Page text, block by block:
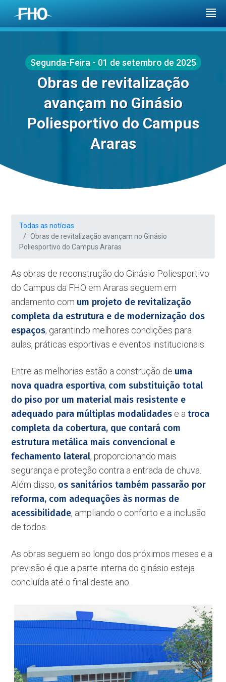
Segunda-Feira - 01 de setembro de 2025
Obras de revitalização
avançam no Ginásio
Poliesportivo do Campus
Araras
Todas as notícias
Obras de revitalização avançam no Ginásio
Poliesportivo do Campus Araras
As obras de reconstrução do Ginásio Poliesportivo
do Campus da FHO em Araras seguem em
andamento com um projeto de revitalização
completa da estrutura e de modernização dos
espaços, garantindo melhores condições para
aulas, práticas esportivas e eventos institucionais.
Entre as melhorias estão a construção de uma
nova quadra esportiva, com substituição total
do piso por um material mais resistente e
adequado para múltiplas modalidades e atroca
completa da cobertura, que contará com
estrutura metálica mais convencional e
fechamento lateral, proporcionando mais
segurança e proteção contra a entrada de chuva.
Além disso, os sanitários também passarão por
reforma, com adequações às normas de
acessibilidade, ampliando o conforto e a inclusão
de todos.
As obras seguem ao longo dos próximos meses e a
previsão é que a parte interna do ginásio esteja
concluída até o final deste ano.